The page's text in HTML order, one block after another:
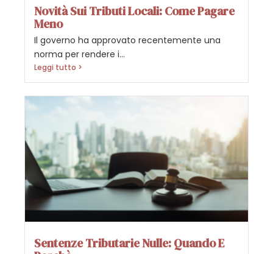
Novità Sui Tributi Locali: Come Pagare
Meno
Il governo ha approvato recentemente una
norma per rendere i...
Leggi tutto >
Sentenze Tributarie Nulle: Quando E